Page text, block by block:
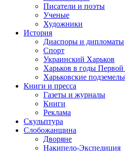
Писатели и поэты
Ученые
Художники
История
Диаспоры и дипломаты
Спорт
Украинский Харьков
Харьков в годы
Харьковские
Книги и пресса
Газеты и журналы
Книги
Реклама
Скульптура
Слобожанщина
Дворяне
Накипело-Экспедиция